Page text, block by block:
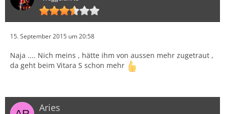
15. September 2015 um 20:58
Naja .... Nich meins , hätte ihm von aussen mehr zugetraut ,
da geht beim Vitara S schon mehr
Aries